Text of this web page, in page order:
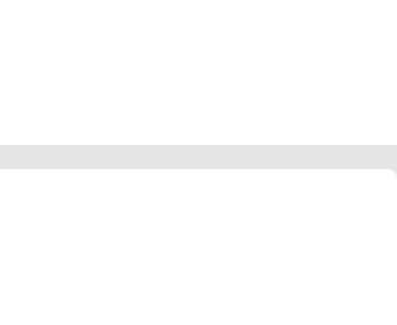
Disteardimonium Hectorite,